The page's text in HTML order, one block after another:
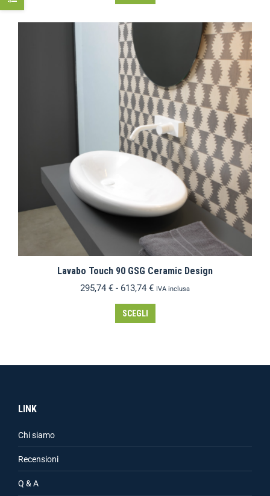
Lavabo Touch 90 GSG Ceramic Design
295,74 € - 613,74 € IVA inclusa
SCEGLI
LINK
Chi siamo
Recensioni
Q & A